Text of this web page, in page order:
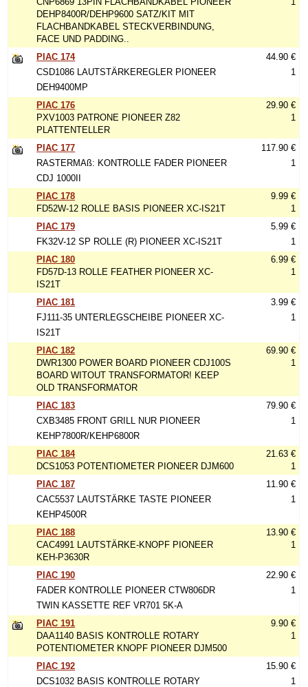
DEHP8400R/DEHP9600 SATZ/KIT MIT
FLACHBANDKABEL STECKVERBINDUNG,
FACE UND PADDING..
PIAC 174
CSD1086 LAUTSTÄRKEREGLER PIONEER
DEH9400MP
44.90 €
1
PIAC 176
PXV1003 PATRONE PIONEER Z82
PLATTENTELLER
29.90 €
1
PIAC 177
RASTERMAß: KONTROLLE FADER PIONEER
CDJ 1000II
117.90 €
1
PIAC 178
FD52W-12 ROLLE BASIS PIONEER XC-IS21T
9.99 €
1
PIAC 179
FK32V-12 SP ROLLE (R) PIONEER XC-IS21T
5.99 €
1
PIAC 180
FD57D-13 ROLLE FEATHER PIONEER XC-
IS21T
6.99 €
1
PIAC 181
FJ111-35 UNTERLEGSCHEIBE PIONEER XC-
IS21T
3.99 €
1
PIAC 182
DWR1300 POWER BOARD PIONEER CDJ100S
BOARD WITOUT TRANSFORMATOR! KEEP
OLD TRANSFORMATOR
69.90 €
1
PIAC 183
CXB3485 FRONT GRILL NUR PIONEER
KEHP7800R/KEHP6800R
79.90 €
1
PIAC 184
DCS1053 POTENTIOMETER PIONEER DJM600
21.63 €
1
PIAC 187
CAC5537 LAUTSTÄRKE TASTE PIONEER
KEHP4500R
11.90 €
1
PIAC 188
CAC4991 LAUTSTÄRKE-KNOPF PIONEER
KEH-P3630R
13.90 €
1
PIAC 190
FADER KONTROLLE PIONEER CTW806DR
TWIN KASSETTE REF VR701 5K-A
22.90 €
1
PIAC 191
DAA1140 BASIS KONTROLLE ROTARY
POTENTIOMETER KNOPF PIONEER DJM500
9.90 €
1
PIAC 192
DCS1032 BASIS KONTROLLE ROTARY
15.90 €
1